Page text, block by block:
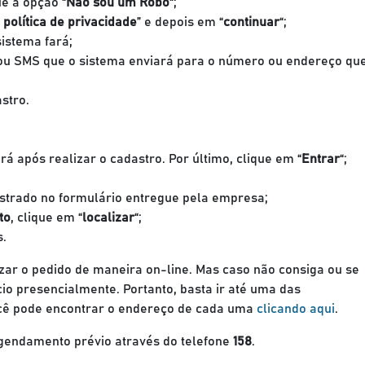
política de privacidade” e depois em “continuar“;
fará;
SMS que o sistema enviará para o número ou endereço
após realizar o cadastro. Por último, clique em “Entrar“;
no formulário entregue pela empresa;
, clique em “localizar“;
o pedido de maneira on-line. Mas caso não consiga ou se
presencialmente. Portanto, basta ir até uma das
pode encontrar o endereço de cada uma clicando aqui.
prévio através do telefone 158.